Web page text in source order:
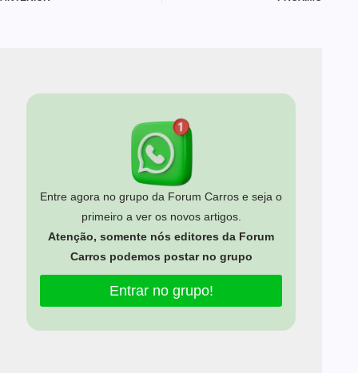
Entre agora no grupo da Forum Carros e seja o
primeiro a ver os novos artigos.
Atenção, somente nós editores da Forum
Carros podemos postar no grupo
Entrar no grupo!